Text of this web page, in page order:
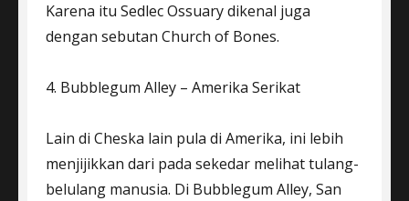
Karena itu Sedlec Ossuary dikenal juga
dengan sebutan Church of Bones.
4. Bubblegum Alley – Amerika Serikat
Lain di Cheska lain pula di Amerika, ini lebih
menjijikkan dari pada sekedar melihat tulang-
belulang manusia. Di Bubblegum Alley, San